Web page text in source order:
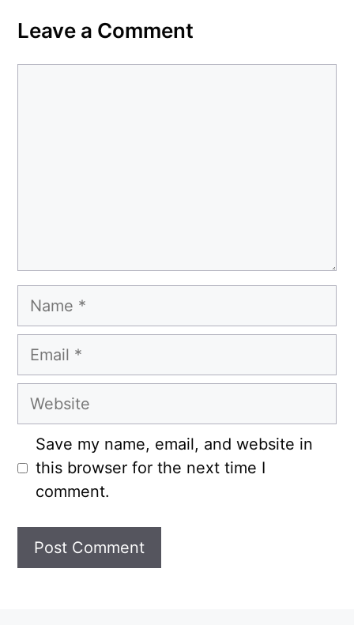
Leave a Comment
Name
Email
Website
Save my name, email, and website in
this browser for the next time I
comment.